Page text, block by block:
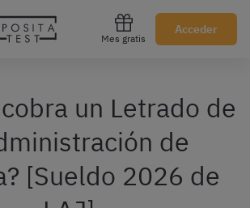
Mes gratis
Acceder
Regístrate gratis
un Letrado de
de
[Sueldo 2026 de